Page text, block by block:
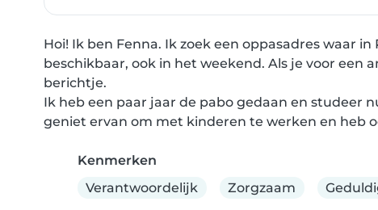
Hoi! Ik ben Fenna. Ik zoek een oppasadres waar
beschikbaar, ook in het weekend. Als je voor een
berichtje.
Ik heb een paar jaar de pabo gedaan en studeer
geniet ervan om met kinderen te werken en heb
Kenmerken
Verantwoordelijk
Zorgzaam